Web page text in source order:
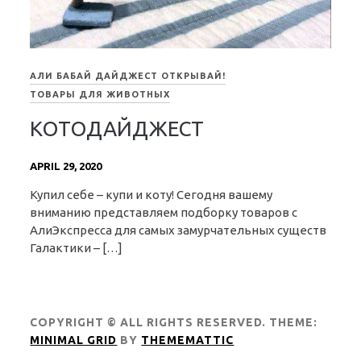
АЛИ БАБАЙ ДАЙДЖЕСТ ОТКРЫВАЙ!
ТОВАРЫ ДЛЯ ЖИВОТНЫХ
КОТОДАЙДЖЕСТ
APRIL 29, 2020
Купил себе – купи и коту! Сегодня вашему
вниманию представляем подборку товаров с
АлиЭкспресса для самых замурчательных существ
Галактики – […]
COPYRIGHT © ALL RIGHTS RESERVED. THEME:
MINIMAL GRID BY THEMEMATTIC